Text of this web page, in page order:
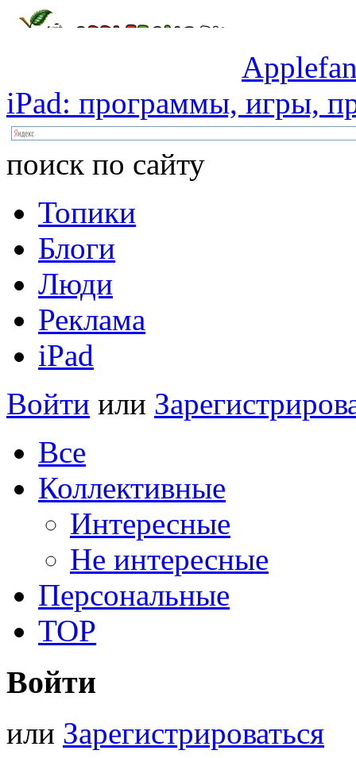
iPad: программы, игры,
поиск по сайту
Топики
Блоги
Люди
Реклама
iPad
Войти или
Все
Коллективные
Интересные
Не интересные
Персональные
TOP
Войти
или Зарегистрироваться